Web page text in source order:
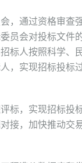
，通过资格审查
员会对投标文件
标人按照科学、
，实现招标投标
，实现招标投标
接，加快推动交